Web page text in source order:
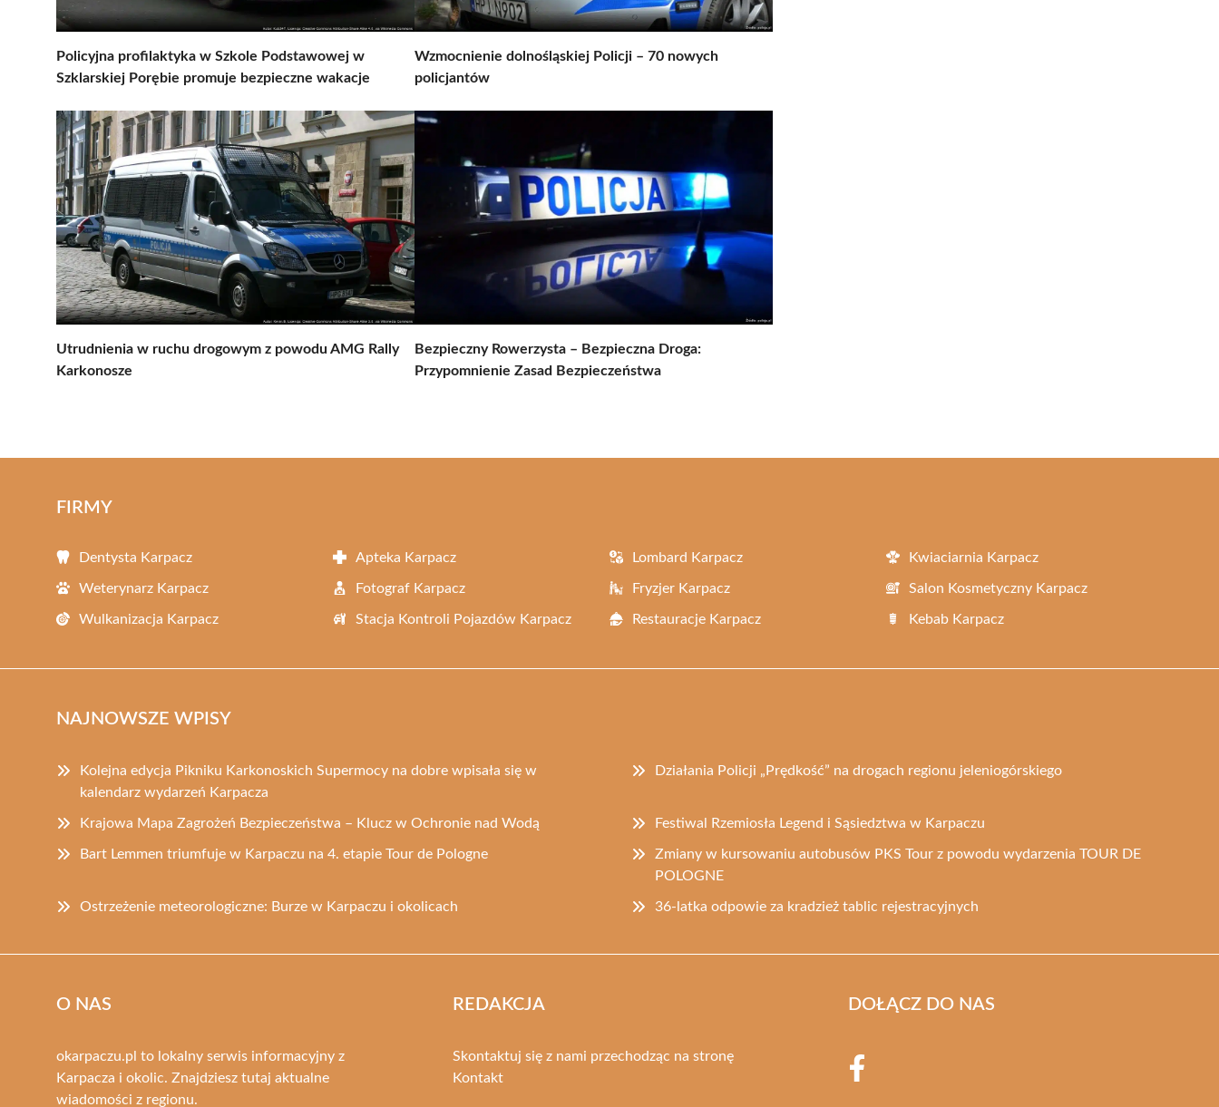
Policyjna profilaktyka w Szkole Podstawowej w
Szklarskiej Porębie promuje bezpieczne wakacje
Wzmocnienie dolnośląskiej Policji – 70 nowych
policjantów
Utrudnienia w ruchu drogowym z powodu AMG Rally
Karkonosze
Bezpieczny Rowerzysta – Bezpieczna Droga:
Przypomnienie Zasad Bezpieczeństwa
FIRMY
Dentysta Karpacz Apteka Karpacz Lombard Karpacz Kwiaciarnia Karpacz
Weterynarz Karpacz Fotograf Karpacz Fryzjer Karpacz Salon Kosmetyczny Karpacz
Wulkanizacja Karpacz Stacja Kontroli Pojazdów Karpacz Restauracje Karpacz Kebab Karpacz
NAJNOWSZE WPISY
Kolejna edycja Pikniku Karkonoskich Supermocy na dobre wpisała się w
kalendarz wydarzeń Karpacza
Działania Policji „Prędkość” na drogach regionu jeleniogórskiego
Krajowa Mapa Zagrożeń Bezpieczeństwa – Klucz w Ochronie nad Wodą Festiwal Rzemiosła Legend i Sąsiedztwa w Karpaczu
Bart Lemmen triumfuje w Karpaczu na 4. etapie Tour de Pologne
Zmiany w kursowaniu autobusów PKS Tour z powodu wydarzenia TOUR DE
POLOGNE
Ostrzeżenie meteorologiczne: Burze w Karpaczu i okolicach 36-latka odpowie za kradzież tablic rejestracyjnych
O NAS
okarpaczu.pl to lokalny serwis informacyjny z
Karpacza i okolic. Znajdziesz tutaj aktualne
wiadomości z regionu.
REDAKCJA
Skontaktuj się z nami przechodząc na stronę
Kontakt
DOŁĄCZ DO NAS